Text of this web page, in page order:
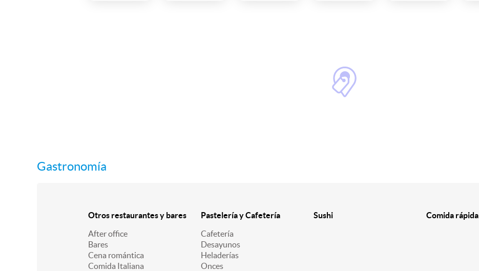
Gastronomía
Otros restaurantes y bares
After office
Bares
Cena romántica
Comida Italiana
Pastelería y Cafetería
Cafetería
Desayunos
Heladerías
Onces
Sushi Comida rápida